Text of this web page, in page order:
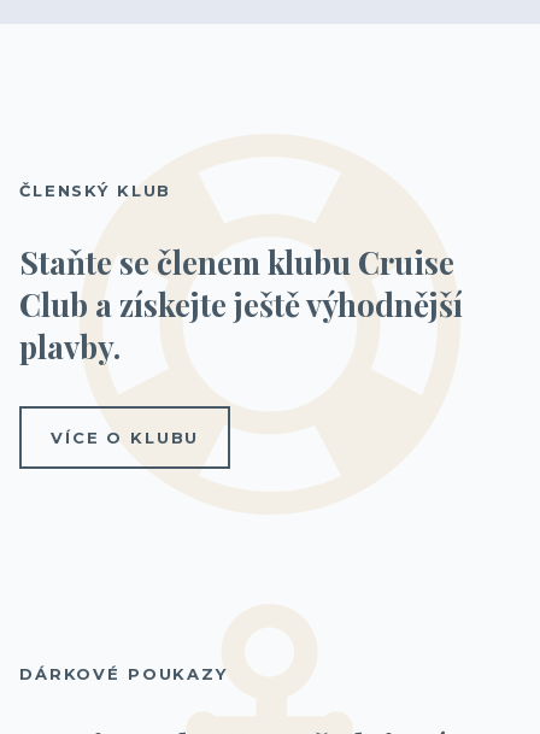
Fantastica
ČLENSKÝ KLUB
Staňte se členem klubu Cruise
Club a získejte ještě výhodnější
plavby.
VÍCE O KLUBU
DÁRKOVÉ POUKAZY